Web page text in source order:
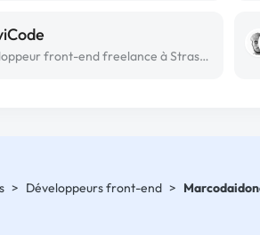
Développeur front-end freelance à Strasbourg
> Développeurs front-end >